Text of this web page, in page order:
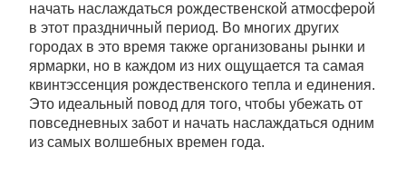
начать наслаждаться рождественской атмосферой
в этот праздничный период. Во многих других
городах в это время также организованы рынки и
ярмарки, но в каждом из них ощущается та самая
квинтэссенция рождественского тепла и единения.
Это идеальный повод для того, чтобы убежать от
повседневных забот и начать наслаждаться одним
из самых волшебных времен года.